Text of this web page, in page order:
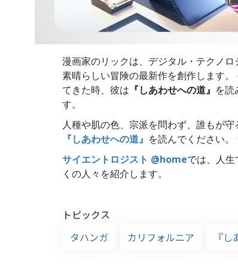
漫画家のリックは、デジタル・テクノ
素晴らしい冒険の最新作を創作します
てきた時、彼は 『しあわせへの道』 を読
す。
人種や肌の色、宗派を問わず、誰もが
『しあわせへの道』 を読んでください。
サイエントロジスト @homeでは、人
くの人々を紹介します。
トピックス
タハンガ
カリフォルニア 『